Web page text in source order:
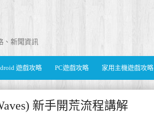
、新聞資訊
遊戲攻略 PC遊戲攻略 家用主機遊戲攻略
新手開荒流程講解